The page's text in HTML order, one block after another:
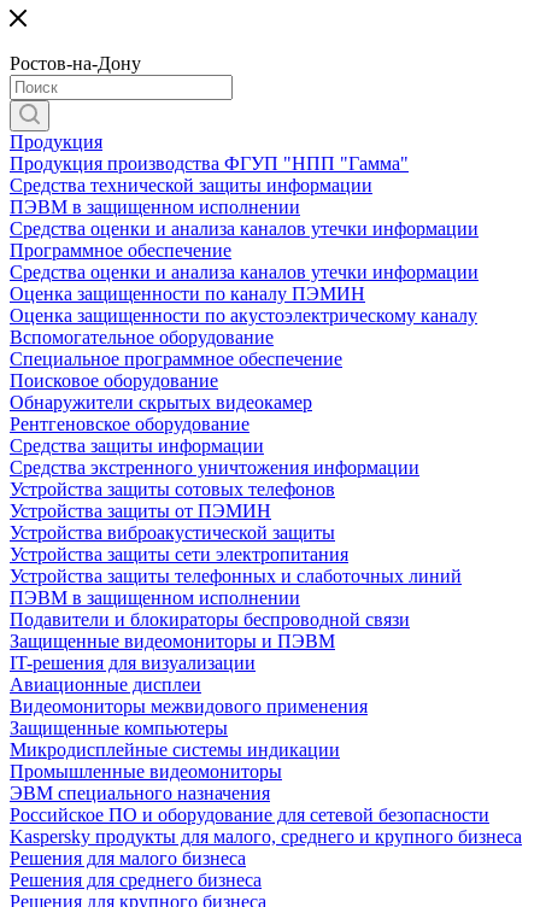
Ростов-на-Дону
Продукция
Продукция производства ФГУП "НПП "Гамма"
Средства технической защиты информации
ПЭВМ в защищенном исполнении
Средства оценки и анализа каналов утечки информации
Программное обеспечение
Средства оценки и анализа каналов утечки информации
Оценка защищенности по каналу ПЭМИН
Оценка защищенности по акустоэлектрическому каналу
Вспомогательное оборудование
Специальное программное обеспечение
Поисковое оборудование
Обнаружители скрытых видеокамер
Рентгеновское оборудование
Средства защиты информации
Средства экстренного уничтожения информации
Устройства защиты сотовых телефонов
Устройства защиты от ПЭМИН
Устройства виброакустической защиты
Устройства защиты сети электропитания
Устройства защиты телефонных и слаботочных линий
ПЭВМ в защищенном исполнении
Подавители и блокираторы беспроводной связи
Защищенные видеомониторы и ПЭВМ
IT-решения для визуализации
Авиационные дисплеи
Видеомониторы межвидового применения
Защищенные компьютеры
Микродисплейные системы индикации
Промышленные видеомониторы
ЭВМ специального назначения
Российское ПО и оборудование для сетевой безопасности
Kaspersky продукты для малого, среднего и крупного бизнеса
Решения для малого бизнеса
Решения для среднего бизнеса
Решения для крупного бизнеса